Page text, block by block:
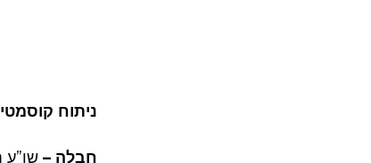
ניתוח
חבלה – שו”ע